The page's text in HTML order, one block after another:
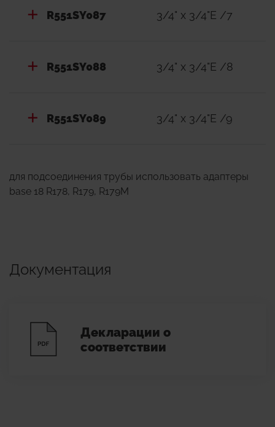
R551SY087 3/4" x 3/4"E /7
R551SY088 3/4" x 3/4"E /8
R551SY089 3/4" x 3/4"E /9
для подсоединения трубы использовать адаптеры
base 18 R178, R179, R179M
Документация
Декларации о
соответствии